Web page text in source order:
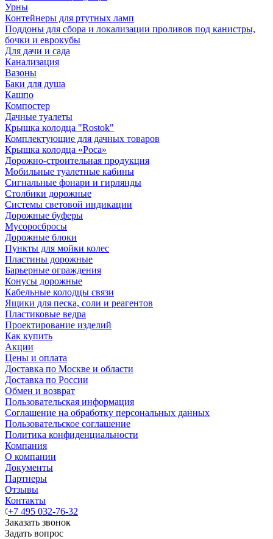
Урны
Контейнеры для ртутных ламп
Поддоны для сбора и локализации проливов под канистры,
бочки и еврокубы
Для дачи и сада
Канализация
Вазоны
Баки для душа
Кашпо
Компостер
Дачные туалеты
Крышка колодца "Rostok"
Комплектующие для дачных товаров
Крышка колодца «Роса»
Дорожно-строительная продукция
Мобильные туалетные кабины
Сигнальные фонари и гирлянды
Столбики дорожные
Системы световой индикации
Дорожные буферы
Мусоросбросы
Дорожные блоки
Пункты для мойки колес
Пластины дорожные
Барьерные ограждения
Конусы дорожные
Кабельные колодцы связи
Ящики для песка, соли и реагентов
Пластиковые ведра
Проектирование изделий
Как купить
Акции
Цены и оплата
Доставка по Москве и области
Доставка по России
Обмен и возврат
Пользовательская информация
Соглашение на обработку персональных данных
Пользовательское соглашение
Политика конфиденциальности
Компания
О компании
Документы
Партнеры
Отзывы
Контакты
+7 495 032-76-32
Заказать звонок
Задать вопрос